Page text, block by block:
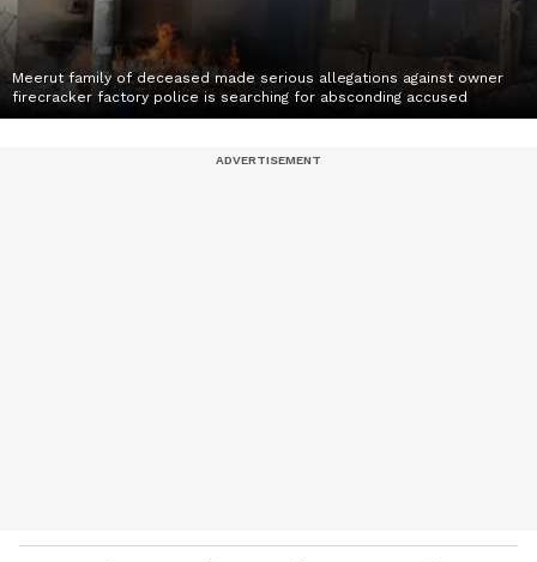
Meerut family of deceased made serious allegations against owner
firecracker factory police is searching for absconding accused